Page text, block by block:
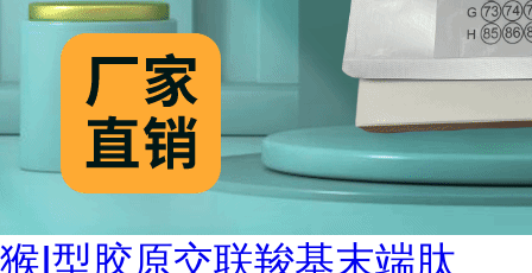
猴Ⅰ型胶原交联羧基末端肽